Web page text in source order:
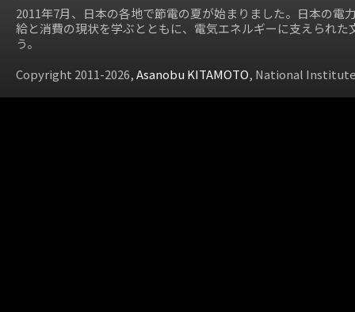
2011年7月、日本の各地で節電の夏が始まりました。日本の電
給と消費の現状を学ぶとともに、電気エネルギーに支えられた
う。
Copyright 2011-2026,Asanobu KITAMOTO, National